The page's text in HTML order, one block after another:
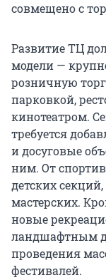
совмещено с
Развитие ТЦ
модели —
розничную
парковкой,
кинотеатром.
требуется
и досуговые
ним. От
детских
мастерских.
новые
ландшафтным
проведения
фестивалей.